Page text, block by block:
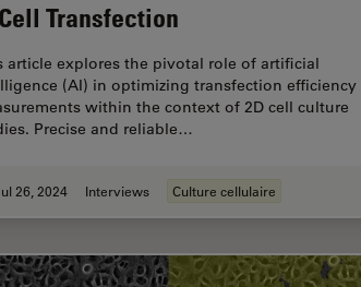
Transfection
article explores the pivotal role of artificial
(AI) in optimizing transfection efficiency
within the context of 2D cell culture
Precise and reliable…
26, 2024 Interviews Culture cellulaire